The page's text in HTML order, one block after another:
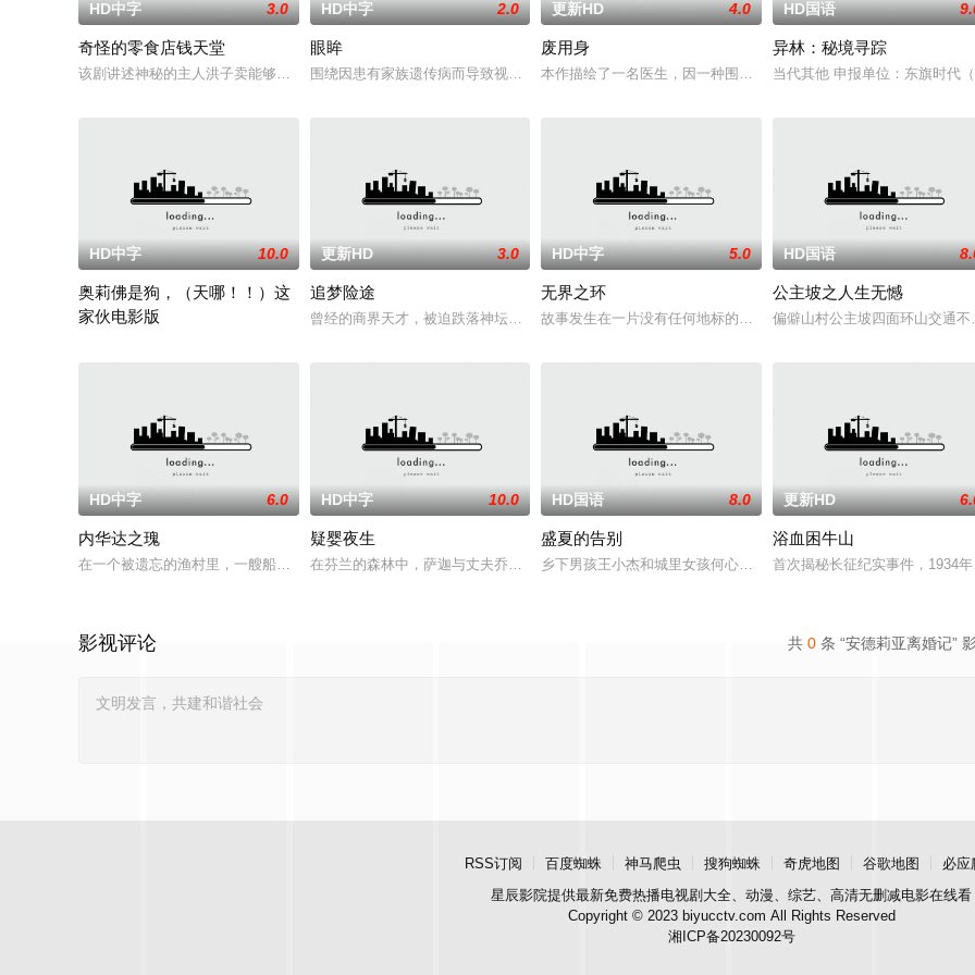
HD中字 3.0
奇怪的零食店钱天堂
该剧讲述神秘的主人洪子卖能够实现人们愿望的神秘零食，以及人们来到那里展开一段魔法般
HD中字 2.0
眼眸
围绕因患有家族遗传病而导致视力逐渐丧失的摄影师瑞真展开。在面对跨越视力障碍、好不容
更新HD 4.0
废用身
本作描绘了一名医生，因一种围绕“废用身”——因瘫痪等原因已无恢
HD国语
异林：秘境寻踪
当代其他 申报单位：东旗时代
HD中字 10.0
奥莉佛是狗，（天哪！！）这
家伙电影版
更新HD 3.0
追梦险途
曾经的商界天才，被迫跌落神坛。被那微不足道的成就麻醉过后他该如何面对现实，能改变他
HD中字 5.0
无界之环
故事发生在一片没有任何地标的荒漠中。一条铁丝网将两个虚构国家
HD国语
公主坡之人生无憾
偏僻山村公主坡四面环山交通不
HD中字 6.0
内华达之瑰
在一个被遗忘的渔村里，一艘船神秘地出现在旧港口。“内华达之瑰”号三十年前曾全员遇难
HD中字 10.0
疑婴夜生
在芬兰的森林中，萨迦与丈夫乔恩迎来了为人父母的新篇章。然而萨迦的喜悦被一股令人发寒
HD国语 8.0
盛夏的告别
乡下男孩王小杰和城里女孩何心琪都有着复杂的家庭，他们在一个夏
更新HD
浴血困牛山
首次揭秘长征纪实事件，1934
共 0 条 “安德莉亚离婚记”
影视评论
RSS订阅 百度蜘蛛 神马爬虫 搜狗蜘蛛 奇虎地图 谷歌地图
必应
星辰影院提供最新免费热播电视剧大全、动漫、综艺、高清无删减电影在线看
Copyright © 2023 biyucctv.com All Rights Reserved
湘ICP备20230092号